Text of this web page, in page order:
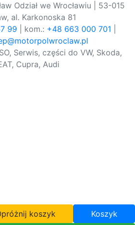
Odział we Wrocławiu | 53-015
al. Karkonoska 81
99 | kom.: +48 663 000 701
Serwis, części do VW, Skoda,
Cupra, Audi
koszyk Koszyk